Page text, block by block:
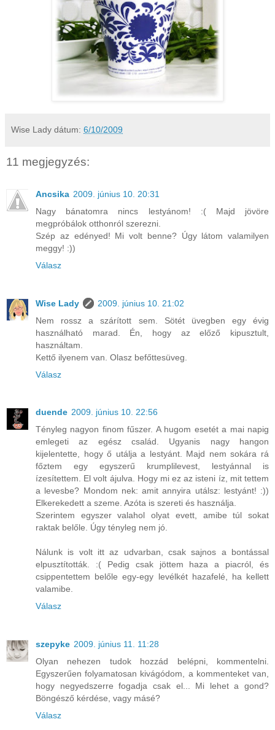
Wise Lady dátum: 6/10/2009
11 megjegyzés:
Ancsika 2009. június 10. 20:31
Nagy bánatomra nincs lestyánom! :( Majd jövöre
megpróbálok otthonról szerezni.
Szép az edényed! Mi volt benne? Úgy látom valamilyen
meggy! :))
Válasz
Wise Lady
2009. június 10. 21:02
Nem rossz a szárított sem. Sötét üvegben egy évig
használható marad. Én, hogy az előző kipusztult,
használtam.
Kettő ilyenem van. Olasz befőttesüveg.
Válasz
duende 2009. június 10. 22:56
Tényleg nagyon finom fűszer. A hugom esetét a mai napig
emlegeti az egész család. Ugyanis nagy hangon
kijelentette, hogy ő utálja a lestyánt. Majd nem sokára rá
főztem egy egyszerű krumplilevest, lestyánnal is
ízesítettem. El volt ájulva. Hogy mi ez az isteni íz, mit tettem
a levesbe? Mondom nek: amit annyira utálsz: lestyánt! :))
Elkerekedett a szeme. Azóta is szereti és használja.
Szerintem egyszer valahol olyat evett, amibe túl sokat
raktak belőle. Úgy tényleg nem jó.
Nálunk is volt itt az udvarban, csak sajnos a bontással
elpusztították. :( Pedig csak jöttem haza a piacról, és
csippentettem belőle egy-egy levélkét hazafelé, ha kellett
valamibe.
Válasz
szepyke 2009. június 11. 11:28
Olyan nehezen tudok hozzád belépni, kommentelni.
Egyszerűen folyamatosan kivágódom, a kommenteket van,
hogy negyedszerre fogadja csak el... Mi lehet a gond?
Böngésző kérdése, vagy másé?
Válasz